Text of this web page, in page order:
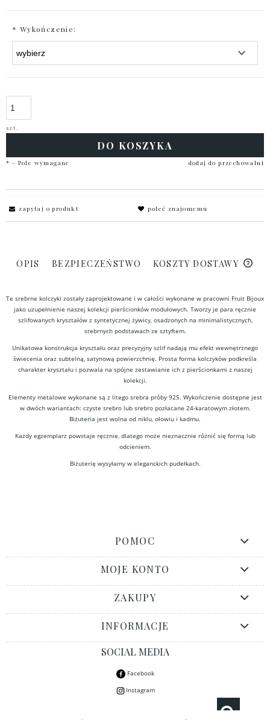
* Wykończenie:
szt.
DO KOSZYKA
dodaj do przechowalni
* - Pole wymagane
zapytaj o produkt poleć znajomemu
OPIS BEZPIECZEŃSTWO KOSZTY DOSTAWY
Te srebrne kolczyki zostały zaprojektowane i w całości wykonane w pracowni Fruit Bijoux
jako uzupełnienie naszej kolekcji pierścionków modułowych. Tworzy je para ręcznie
szlifowanych kryształów z syntetycznej żywicy, osadzonych na minimalistycznych,
srebrnych podstawach ze sztyftem.
Unikatowa konstrukcja kryształu oraz precyzyjny szlif nadają mu efekt wewnętrznego
świecenia oraz subtelną, satynową powierzchnię. Prosta forma kolczyków podkreśla
charakter kryształu i pozwala na spójne zestawianie ich z pierścionkami z naszej
kolekcji.
Elementy metalowe wykonane są z litego srebra próby 925. Wykończenie dostępne jest
w dwóch wariantach: czyste srebro lub srebro pozłacane 24-karatowym złotem.
Biżuteria jest wolna od niklu, ołowiu i kadmu.
Każdy egzemplarz powstaje ręcznie, dlatego może nieznacznie różnić się formą lub
odcieniem.
Biżuterię wysyłamy w eleganckich pudełkach.
POMOC
MOJE KONTO
ZAKUPY
INFORMACJE
SOCIAL MEDIA
Facebook
Instagram